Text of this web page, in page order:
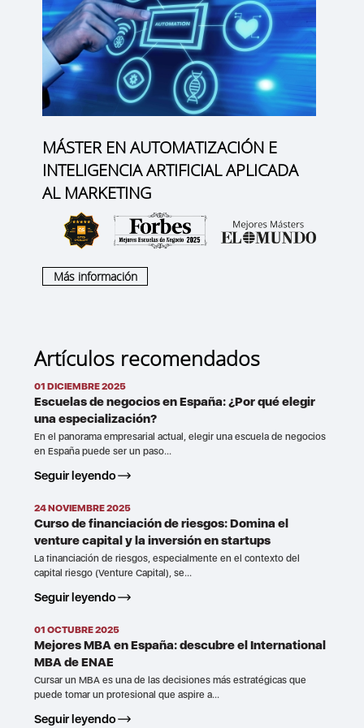
MÁSTER EN AUTOMATIZACIÓN E
INTELIGENCIA ARTIFICIAL APLICADA
AL MARKETING
Más información
Artículos recomendados
01 DICIEMBRE 2025
Escuelas de negocios en España: ¿Por qué elegir
una especialización?
En el panorama empresarial actual, elegir una escuela de negocios
en España puede ser un paso...
Seguir leyendo
24 NOVIEMBRE 2025
Curso de financiación de riesgos: Domina el
venture capital y la inversión en startups
La financiación de riesgos, especialmente en el contexto del
capital riesgo (Venture Capital), se...
Seguir leyendo
01 OCTUBRE 2025
Mejores MBA en España: descubre el International
MBA de ENAE
Cursar un MBA es una de las decisiones más estratégicas que
puede tomar un profesional que aspire a...
Seguir leyendo